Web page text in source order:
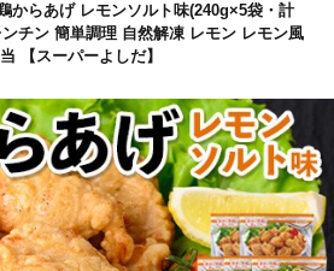
からあげ レモンソルト味(240g×5袋・計
チン 簡単調理 自然解凍 レモン レモン風
【スーパーよしだ】